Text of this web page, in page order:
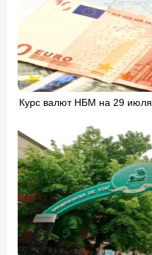
Курс валют НБМ на 29 июля